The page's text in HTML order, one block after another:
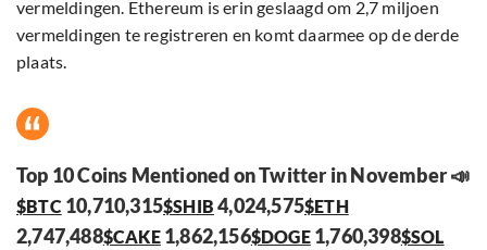
vermeldingen. Ethereum is erin geslaagd om 2,7 miljoen
vermeldingen te registreren en komt daarmee op de derde
plaats.
Top 10 Coins Mentioned on Twitter in November 📣
$BTC10,710,315$SHIB 4,024,575$ETH
2,747,488$CAKE1,862,156$DOGE1,760,398$SOL